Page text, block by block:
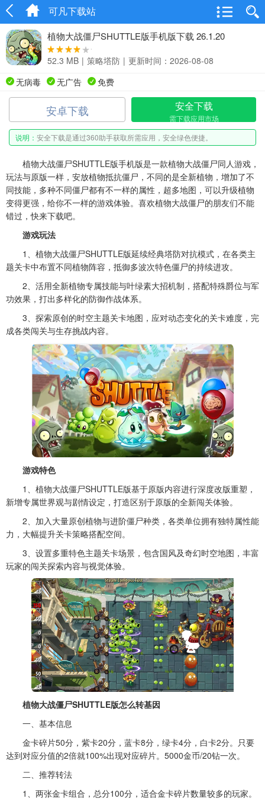
可凡下载站
植物大战僵尸SHUTTLE版手机版下载 26.1.20
52.3 MB | 策略塔防 | 更新时间：2026-08-08
无病毒
无广告 免费
安卓下载 安全下载
需下载应用市场
说明： 安全下载是通过360助手获取所需应用，安全绿色便捷。
植物大战僵尸SHUTTLE版手机版是一款植物大战僵尸同人游戏，
玩法与原版一样，安放植物抵抗僵尸，不同的是全新植物，增加了不
同技能，多种不同僵尸都有不一样的属性，超多地图，可以升级植物
变得更强，给你不一样的游戏体验。喜欢植物大战僵尸的朋友们不能
错过，快来下载吧。
游戏玩法
1、植物大战僵尸SHUTTLE版延续经典塔防对抗模式，在各类主
题关卡中布置不同植物阵容，抵御多波次特色僵尸的持续进攻。
2、活用全新植物专属技能与叶绿素大招机制，搭配特殊爵位与军
功效果，打出多样化的防御作战体系。
3、探索原创的时空主题关卡地图，应对动态变化的关卡难度，完
成各类闯关与生存挑战内容。
游戏特色
1、植物大战僵尸SHUTTLE版基于原版内容进行深度改版重塑，
新增专属世界观与剧情设定，打造区别于原版的全新闯关体验。
2、加入大量原创植物与进阶僵尸种类，各类单位拥有独特属性能
力，大幅提升关卡策略搭配空间。
3、设置多重特色主题关卡场景，包含国风及奇幻时空地图，丰富
玩家的闯关探索内容与视觉体验。
植物大战僵尸SHUTTLE版怎么转基因
一、基本信息
金卡碎片50分，紫卡20分，蓝卡8分，绿卡4分，白卡2分。只要
达到对应分值的2倍就100%出现对应碎片。5000金币/20钻一次。
二、推荐转法
1、两张金卡组合，总分100分，适合金卡碎片数量较多的玩家。